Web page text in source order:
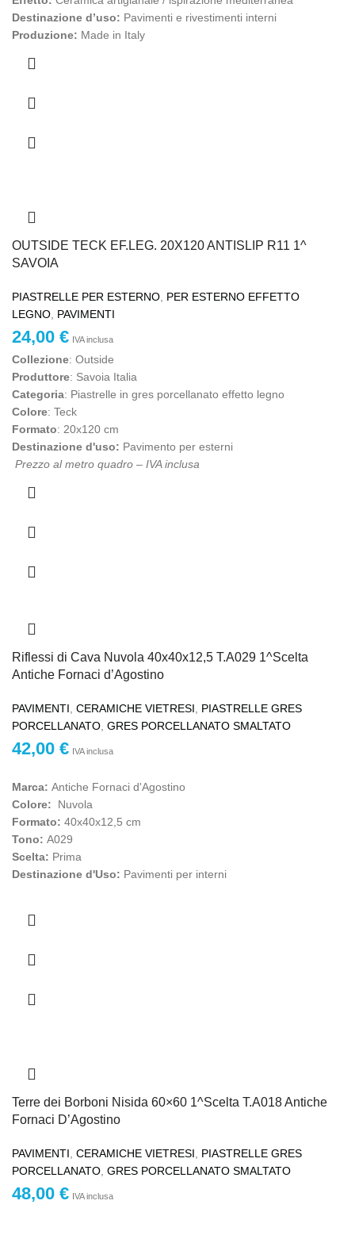
Destinazione d’uso: Pavimenti e rivestimenti interni
Produzione: Made in Italy
OUTSIDE TECK EF.LEG. 20X120 ANTISLIP R11 1^
SAVOIA
PIASTRELLE PER ESTERNO PER ESTERNO EFFETTO
LEGNO PAVIMENTI
24,00 € IVA inclusa
Collezione: Outside
Produttore: Savoia Italia
Categoria: Piastrelle in gres porcellanato effetto legno
Colore: Teck
Formato: 20x120 cm
Destinazione d'uso: Pavimento per esterni
Prezzo al metro quadro – IVA inclusa
Riflessi di Cava Nuvola 40x40x12,5 T.A029 1^Scelta
Antiche Fornaci d’Agostino
PAVIMENTI CERAMICHE VIETRESI
PIASTRELLE GRES
PORCELLANATO GRES PORCELLANATO SMALTATO
42,00 € IVA inclusa
Marca: Antiche Fornaci d'Agostino
Colore:
Nuvola
Formato: 40x40x12,5 cm
Tono: A029
Scelta: Prima
Destinazione d'Uso: Pavimenti per interni
Terre dei Borboni Nisida 60×60 1^Scelta T.A018 Antiche
Fornaci D’Agostino
PAVIMENTI CERAMICHE VIETRESI
PIASTRELLE GRES
PORCELLANATO GRES PORCELLANATO SMALTATO
48,00 € IVA inclusa